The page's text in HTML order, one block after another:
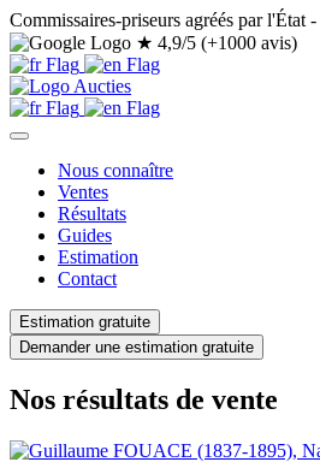
Commissaires-priseurs agréés par l'État
★ 4,9/5 (+1000 avis)
Nous connaître
Ventes
Résultats
Guides
Estimation
Contact
Estimation gratuite
Demander une estimation gratuite
Nos résultats de vente